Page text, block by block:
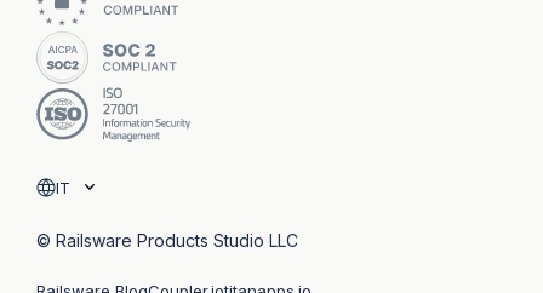
IT
© Railsware Products Studio LLC